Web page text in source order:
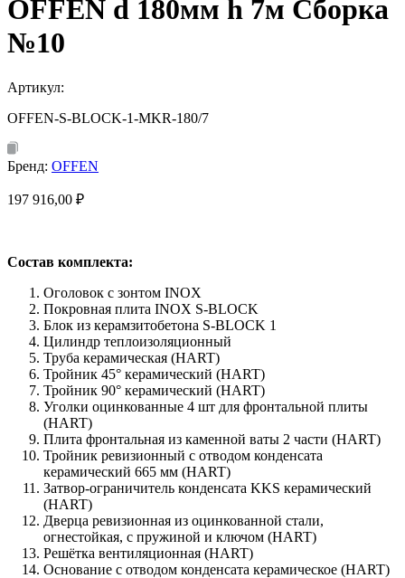
OFFEN d 180мм h 7м Сборка
№10
Артикул:
OFFEN-S-BLOCK-1-MKR-180/7
Бренд: OFFEN
197 916,00 ₽
Состав комплекта:
Оголовок с зонтом INOX
Покровная плита INOX S-BLOCK
Блок из керамзитобетона S-BLOCK 1
Цилиндр теплоизоляционный
Труба керамическая (HART)
Тройник 45° керамический (HART)
Тройник 90° керамический (HART)
Уголки оцинкованные 4 шт для фронтальной плиты
(HART)
Плита фронтальная из каменной ваты 2 части (HART)
Тройник ревизионный с отводом конденсата
керамический 665 мм (HART)
Затвор-ограничитель конденсата KKS керамический
(HART)
Дверца ревизионная из оцинкованной стали,
огнестойкая, с пружиной и ключом (HART)
Решётка вентиляционная (HART)
Основание с отводом конденсата керамическое (HART)